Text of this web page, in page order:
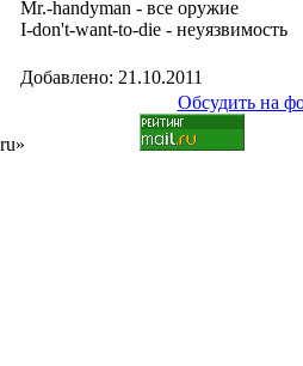
Mr.-handyman - все оружие
I-don't-want-to-die - неуязвимость
Добавлено: 21.10.2011
Обсудить на